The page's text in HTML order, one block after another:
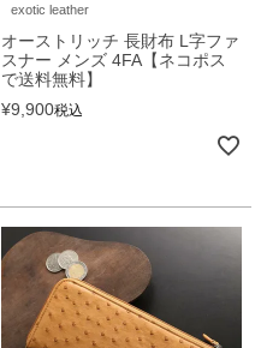
exotic leather
オーストリッチ 長財布 L字ファ
スナー メンズ 4FA【ネコポス
で送料無料】
¥9,900税込